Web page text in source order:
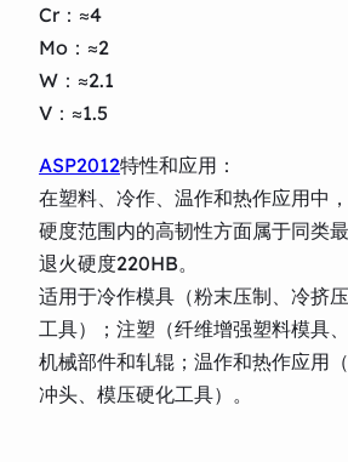
Cr：≈4
Mo：≈2
W：≈2.1
V：≈1.5
ASP2012特性和应用：
在塑料、冷作、温作和热作应用中
硬度范围内的高韧性方面属于同类
退火硬度220HB。
适用于冷作模具（粉末压制、冷挤
工具）；注塑（纤维增强塑料模具
机械部件和轧辊；温作和热作应用
冲头、模压硬化工具）。